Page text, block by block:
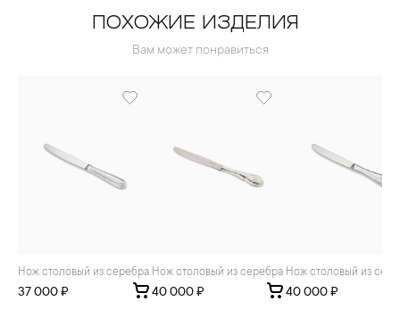
ПОХОЖИЕ ИЗДЕЛИЯ
Вам может понравиться
Нож столовый из серебра
37 000 ₽
Нож столовый из серебра
40 000 ₽
Нож столовый из
40 000 ₽